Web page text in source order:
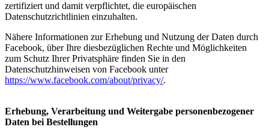
zertifiziert und damit verpflichtet, die europäischen
Datenschutzrichtlinien einzuhalten.
Nähere Informationen zur Erhebung und Nutzung der Daten durch
Facebook, über Ihre diesbezüglichen Rechte und Möglichkeiten
zum Schutz Ihrer Privatsphäre finden Sie in den
Datenschutzhinweisen von Facebook unter
https://www.facebook.com/about/privacy/.
Erhebung, Verarbeitung und Weitergabe personenbezogener
Daten bei Bestellungen